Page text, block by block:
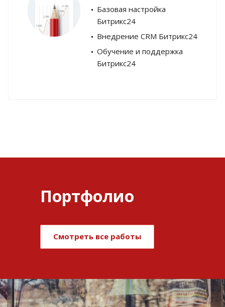
Базовая настройка
Битрикс24
Внедрение CRM Битрикс24
Обучение и поддержка
Битрикс24
Портфолио
Смотреть все работы